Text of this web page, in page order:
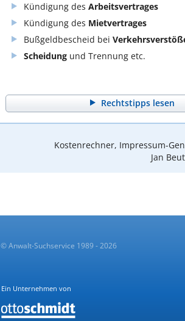
Kündigung des Arbeitsvertrages
Kündigung des Mietvertrages
Bußgeldbescheid bei
Scheidung und Trennung etc.
Rechtstipps lesen
Kostenrechner, Impressum-
Jan
© Anwalt-Suchservice 1989 - 2026
Ein Unternehmen von